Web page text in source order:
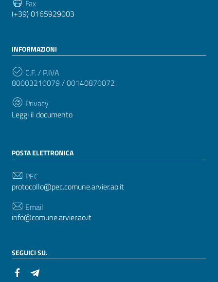
Fax
(+39) 0165929003
INFORMAZIONI
C.F. / P.IVA
80003210079 / 00140870072
Privacy
Leggi il documento
POSTA ELETTRONICA
PEC
protocollo@pec.comune.arvier.ao.it
Email
info@comune.arvier.ao.it
SEGUICI SU.